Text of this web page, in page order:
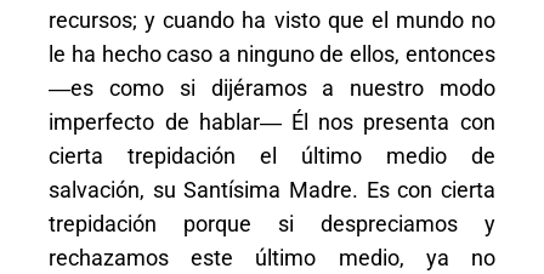
recursos; y cuando ha visto que el mundo no
le ha hecho caso a ninguno de ellos, entonces
―es como si dijéramos a nuestro modo
imperfecto de hablar― Él nos presenta con
cierta trepidación el último medio de
salvación, su Santísima Madre. Es con cierta
trepidación porque si despreciamos y
rechazamos este último medio, ya no